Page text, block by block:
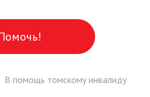
В помощь томскому инвалиду